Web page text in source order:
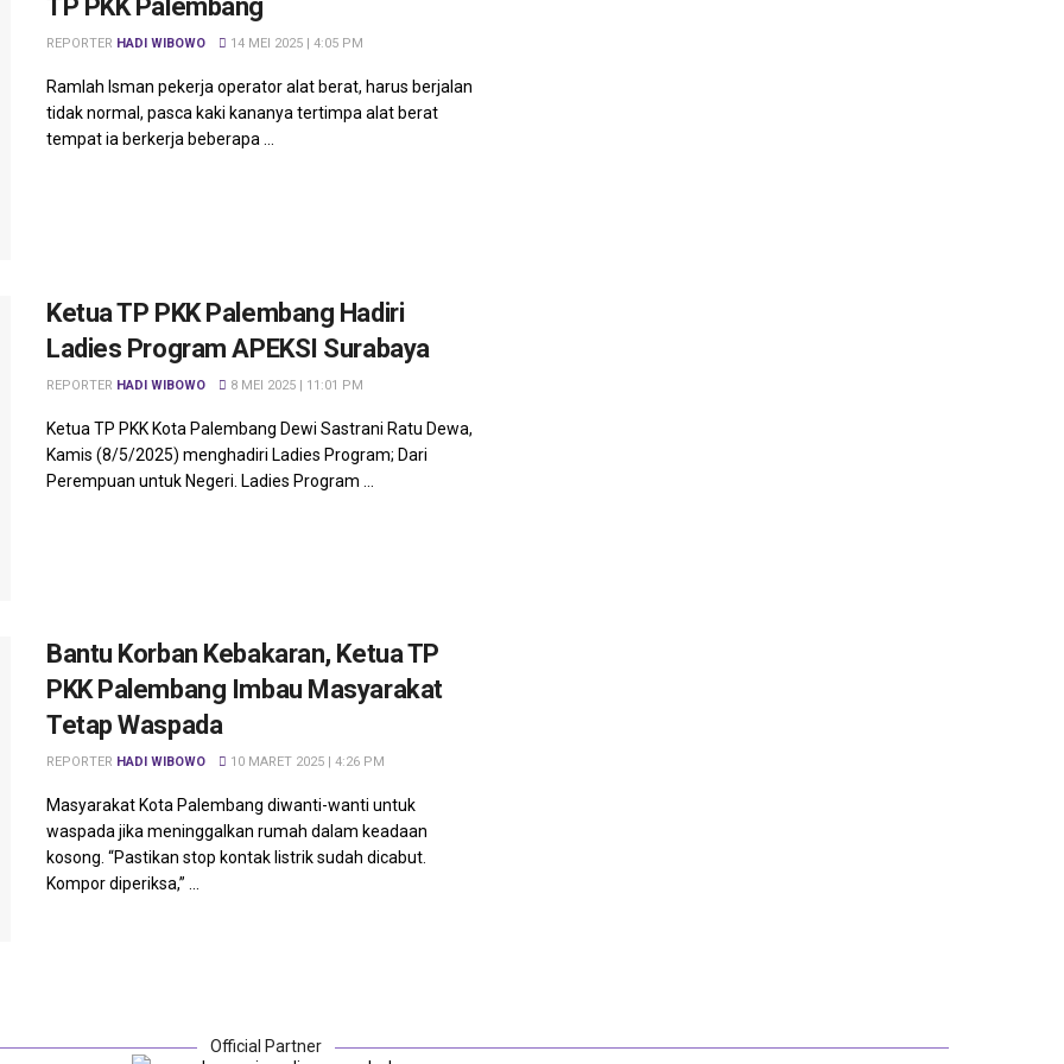
TP PKK Palembang
REPORTER HADI WIBOWO 14 MEI 2025 | 4:05 PM
Ramlah Isman pekerja operator alat berat, harus berjalan
tidak normal, pasca kaki kananya tertimpa alat berat
tempat ia berkerja beberapa ...
Ketua TP PKK Palembang Hadiri
Ladies Program APEKSI Surabaya
REPORTER HADI WIBOWO 8 MEI 2025 | 11:01 PM
Ketua TP PKK Kota Palembang Dewi Sastrani Ratu Dewa,
Kamis (8/5/2025) menghadiri Ladies Program; Dari
Perempuan untuk Negeri. Ladies Program ...
Bantu Korban Kebakaran, Ketua TP
PKK Palembang Imbau Masyarakat
Tetap Waspada
REPORTER HADI WIBOWO 10 MARET 2025 | 4:26 PM
Masyarakat Kota Palembang diwanti-wanti untuk
waspada jika meninggalkan rumah dalam keadaan
kosong. “Pastikan stop kontak listrik sudah dicabut.
Kompor diperiksa,” ...
Official Partner